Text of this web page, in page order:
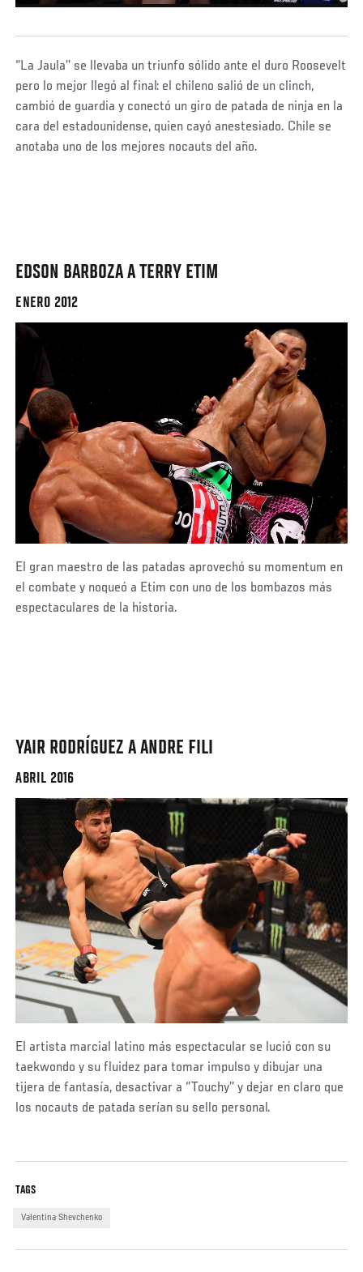
‘’La Jaula’’ se llevaba un triunfo sólido ante el duro Roosevelt
pero lo mejor llegó al final: el chileno salió de un clinch,
cambió de guardia y conectó un giro de patada de ninja en la
cara del estadounidense, quien cayó anestesiado. Chile se
anotaba uno de los mejores nocauts del año.
EDSON BARBOZA A TERRY ETIM
ENERO 2012
El gran maestro de las patadas aprovechó su momentum en
el combate y noqueó a Etim con uno de los bombazos más
espectaculares de la historia.
YAIR RODRÍGUEZ A ANDRE FILI
ABRIL 2016
El artista marcial latino más espectacular se lució con su
taekwondo y su fluidez para tomar impulso y dibujar una
tijera de fantasía, desactivar a ‘’Touchy’’ y dejar en claro que
los nocauts de patada serían su sello personal.
TAGS
Valentina Shevchenko